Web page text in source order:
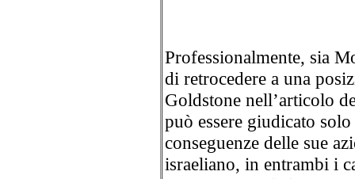
Professionalmente, sia
di retrocedere a una
Goldstone nell’articolo
può essere giudicato
conseguenze delle sue
israeliano, in entrambi i